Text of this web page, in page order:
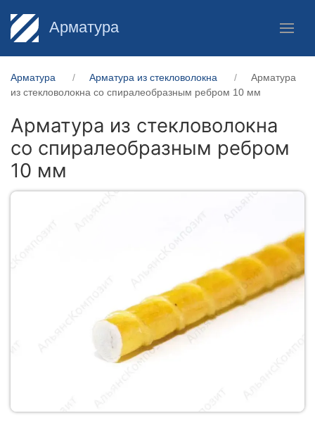
Арматура
Арматура Арматура из стекловолокна
Арматура
из стекловолокна со спиралеобразным ребром 10 мм
Арматура из стекловолокна
со спиралеобразным ребром
10 мм